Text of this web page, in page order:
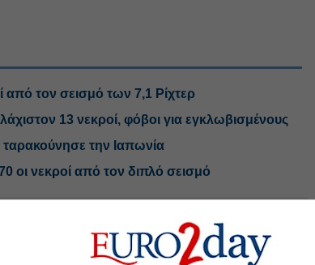
από τον σεισμό των 7,1 Ρίχτερ
13 νεκροί, φόβοι για εγκλωβισμένους
ταρακούνησε την Ιαπωνία
οι νεκροί από τον διπλό σεισμό
στο Discover